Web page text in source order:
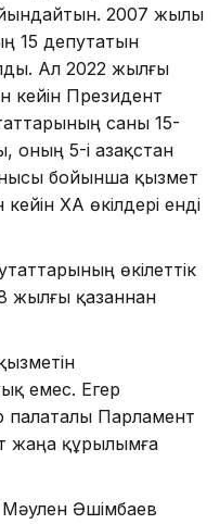
2007 жылы
15 депутатын
Ал 2022 жылғы
кейін Президент
саны 15-
оның 5-і Қазақстан
бойынша қызмет
ҚХА өкілдері енді
өкілеттік
жылғы қазаннан
емес. Егер
палаталы Парламент
жаңа құрылымға
Мәулен Әшімбаев